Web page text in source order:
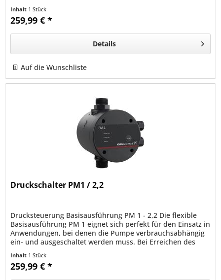
Inhalt 1 Stück
259,99 € *
Details
Auf die Wunschliste
Druckschalter PM1 / 2,2
Drucksteuerung Basisausführung PM 1 - 2,2 Die flexible
Basisausführung PM 1 eignet sich perfekt für den Einsatz in
Anwendungen, bei denen die Pumpe verbrauchsabhängig
ein- und ausgeschaltet werden muss. Bei Erreichen des
Inhalt 1 Stück
259,99 € *